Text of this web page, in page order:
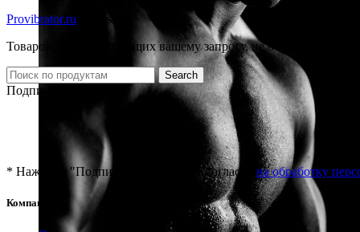
Provibrator.ru
Chisa
Товаров, соответствующих вашему запросу, не обнаружено.
Search
Подписка на новости
* Нажимая "Подписаться" вы даёте согласие на обработку
Компания